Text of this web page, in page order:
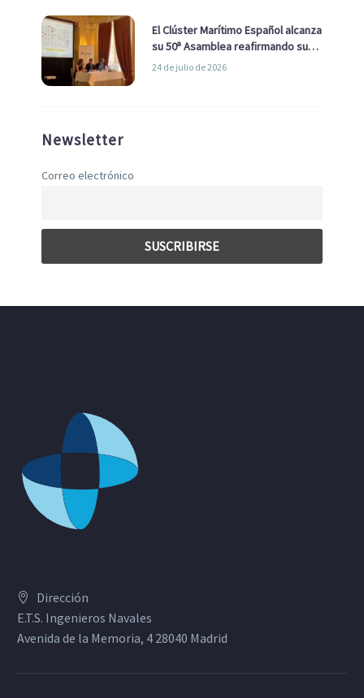
El Clúster Marítimo Español alcanza
su 50ª Asamblea reafirmando su
liderazgo en la Economía Azul
24 de julio de 2026
Newsletter
Correo electrónico
Dirección
E.T.S. Ingenieros Navales
Avenida de la Memoria, 4 28040 Madrid